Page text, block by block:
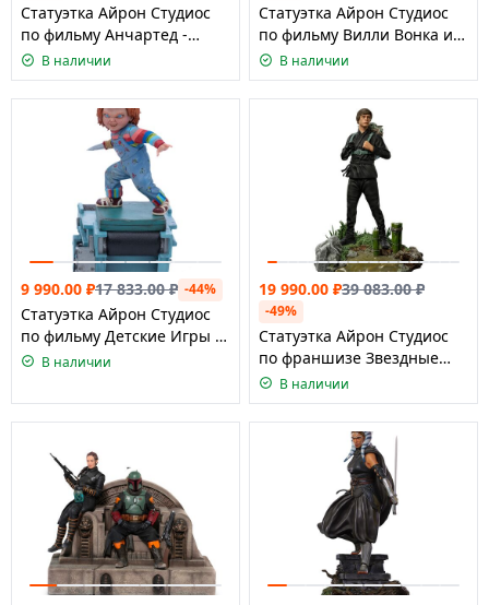
Статуэтка Айрон Студиос
по фильму Анчартед -
Натан Дрейк, масштаб 1:10
В наличии
Статуэтка Айрон Студиос
по фильму Вилли Вонка и
Шоколадная фабрика
Делюкс версия масштаб
1:10
В наличии
9 990.00 ₽17 833.00₽ -44%
Статуэтка Айрон Студиос
по фильму Детские Игры 2
- Чаки масштаб 1:10
В наличии
19 990.00 ₽39 083.00₽
-49%
Статуэтка Айрон Студиос
по франшизе Звездные
Войны (Книга Бобы Фетта)
- Люк Скайвокер и Грогу
тренировка, масштаб 1:10
В наличии